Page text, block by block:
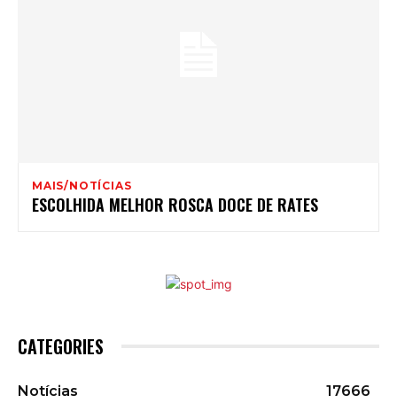
MAIS/NOTÍCIAS
ESCOLHIDA MELHOR ROSCA DOCE DE RATES
CATEGORIES
Notícias
17666